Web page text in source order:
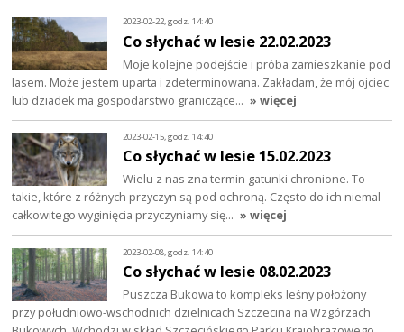
2023-02-22, godz. 14:40
Co słychać w lesie 22.02.2023
Moje kolejne podejście i próba zamieszkanie pod
lasem. Może jestem uparta i zdeterminowana. Zakładam, że mój ojciec
lub dziadek ma gospodarstwo graniczące… » więcej
2023-02-15, godz. 14:40
Co słychać w lesie 15.02.2023
Wielu z nas zna termin gatunki chronione. To
takie, które z różnych przyczyn są pod ochroną. Często do ich niemal
całkowitego wyginięcia przyczyniamy się… » więcej
2023-02-08, godz. 14:40
Co słychać w lesie 08.02.2023
Puszcza Bukowa to kompleks leśny położony
przy południowo-wschodnich dzielnicach Szczecina na Wzgórzach